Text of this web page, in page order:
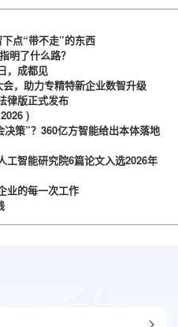
点“带不走”的东西
明了什么路？
，成都见
，助力专精特新企业数智升级
律版正式发布
)
策”？360亿方智能给出本体落地
工智能研究院6篇论文入选2026年
业的每一次工作